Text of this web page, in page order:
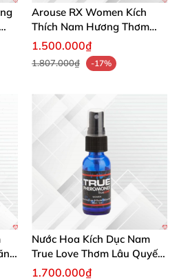
Arouse RX Women Kích
Thích Nam Hương Thơm
Gợi Dục Tự Nhiên
1.500.000₫
1.807.000₫ -17%
Nước Hoa Kích Dục Nam
True Love Thơm Lâu Quyến
Rũ Hấp Dẫn Mạnh
1.700.000₫